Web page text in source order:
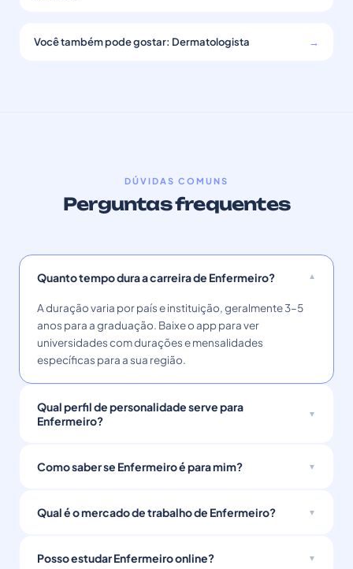
Você também pode gostar: Dermatologista →
DÚVIDAS COMUNS
Perguntas frequentes
Quanto tempo dura a carreira de Enfermeiro?
A duração varia por país e instituição, geralmente 3–5
anos para a graduação. Baixe o app para ver
universidades com durações e mensalidades
específicas para a sua região.
Qual perfil de personalidade serve para
Enfermeiro?
Como saber se Enfermeiro é para mim?
Qual é o mercado de trabalho de Enfermeiro?
Posso estudar Enfermeiro online?